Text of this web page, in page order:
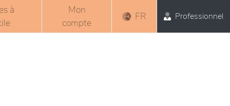
à
Mon
compte
FR Professionnel